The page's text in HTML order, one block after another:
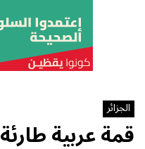
الجزائر
قمة عربية طارئة